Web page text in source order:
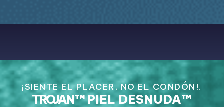
¡SIENTE EL PLACER, NO EL CONDÓN!.
TROJAN™PIEL DESNUDA™